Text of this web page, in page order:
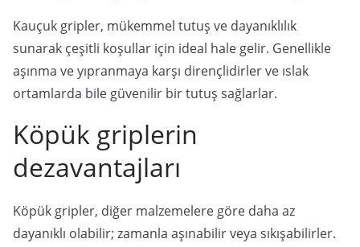
Kauçuk gripler, mükemmel tutuş ve dayanıklılık
sunarak çeşitli koşullar için ideal hale gelir. Genellikle
aşınma ve yıpranmaya karşı dirençlidirler ve ıslak
ortamlarda bile güvenilir bir tutuş sağlarlar.
Köpük griplerin
dezavantajları
Köpük gripler, diğer malzemelere göre daha az
dayanıklı olabilir; zamanla aşınabilir veya sıkışabilirler.